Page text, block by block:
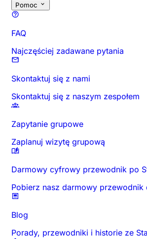
Pomoc
FAQ
Najczęściej zadawane pytania
Skontaktuj się z nami
Skontaktuj się z naszym zespołem
Zapytanie grupowe
Zaplanuj wizytę grupową
Darmowy cyfrowy przewodnik po
Pobierz nasz darmowy
Blog
Porady, przewodniki i historie ze